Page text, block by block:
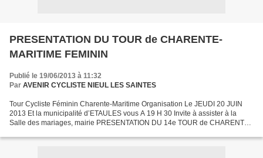
PRESENTATION DU TOUR de CHARENTE-
MARITIME FEMININ
Publié le 19/06/2013 à 11:32
Par AVENIR CYCLISTE NIEUL LES SAINTES
Tour Cycliste Féminin Charente-Maritime Organisation Le JEUDI 20 JUIN
2013 Et la municipalité d’ETAULES vous A 19 H 30 Invite à assister à la
Salle des mariages, mairie PRESENTATION DU 14e TOUR de CHARENTE-